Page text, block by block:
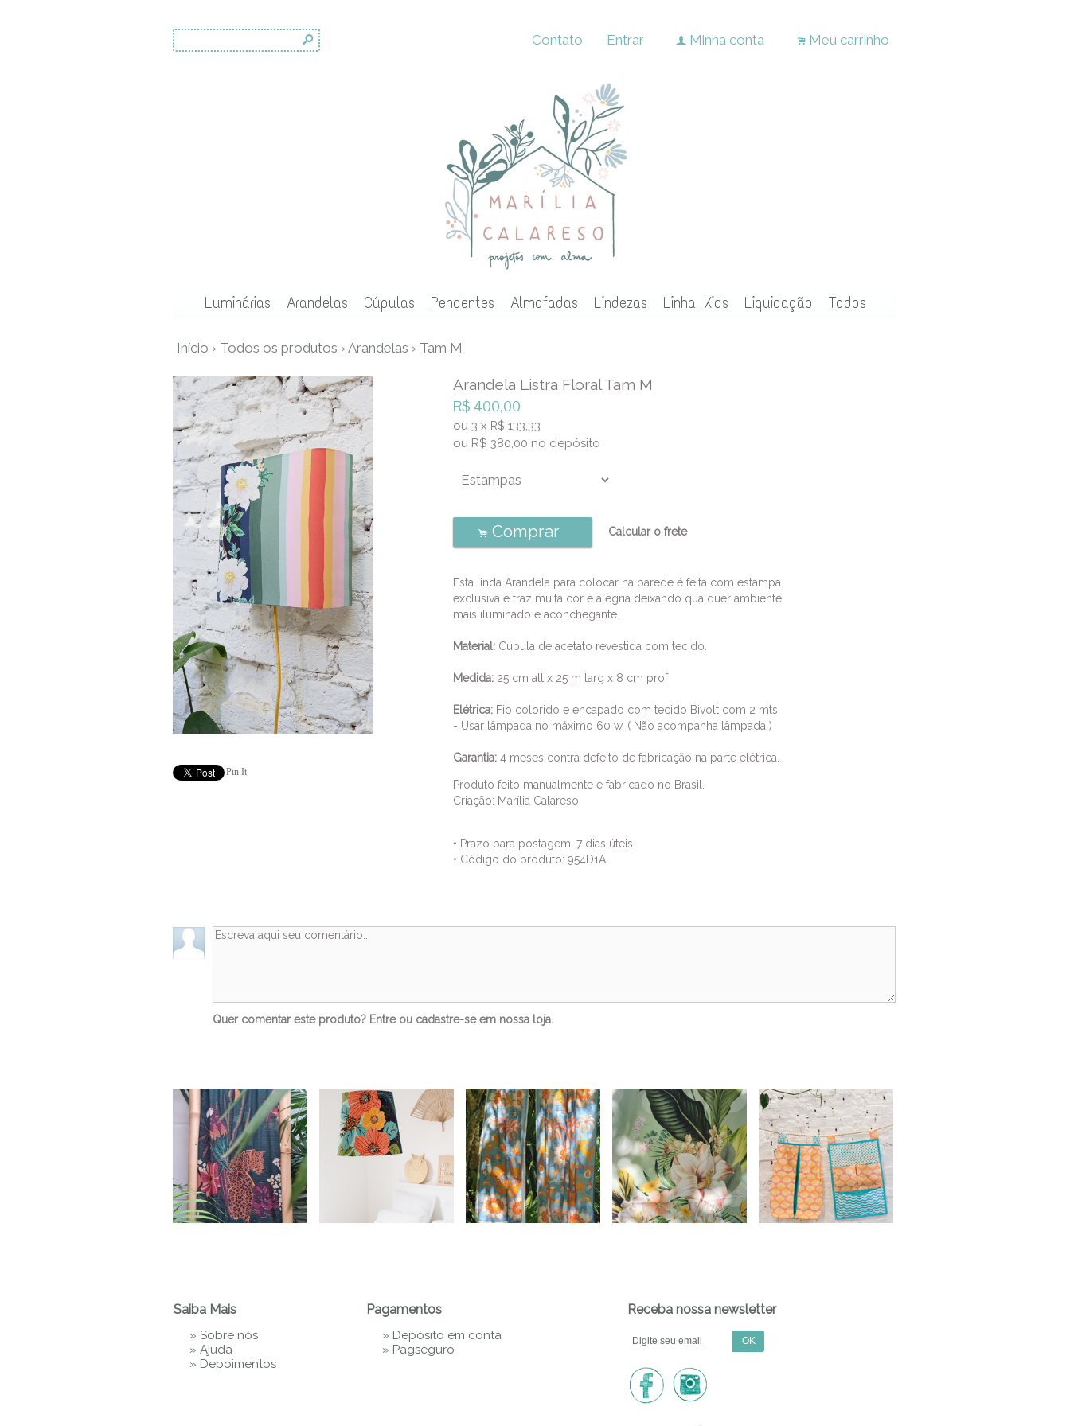
s Contato Entrar f Minha conta . Meu carrinho
Luminárias Arandelas Cúpulas Pendentes Almofadas Lindezas Linha Kids Liquidação Todos
Início › Todos os produtos › Arandelas › Tam M
Pin It
Arandela Listra Floral Tam M
R$ 400,00
ou 3 x R$ 133,33
ou R$ 380,00 no depósito
. Comprar Calcular o frete
Esta linda Arandela para colocar na parede é feita com estampa
exclusiva e traz muita cor e alegria deixando qualquer ambiente
mais iluminado e aconchegante.
Material: Cúpula de acetato revestida com tecido.
Medida: 25 cm alt x 25 m larg x 8 cm prof
Elétrica: Fio colorido e encapado com tecido Bivolt com 2 mts
- Usar lâmpada no máximo 60 w. ( Não acompanha lâmpada )
Garantia: 4 meses contra defeito de fabricação na parte elétrica.
Produto feito manualmente e fabricado no Brasil.
Criação: Marília Calareso
• Prazo para postagem: 7 dias úteis
• Código do produto: 954D1A
Quer comentar este produto? Entreou cadastre-seem nossa loja.
Saiba Mais
» Sobre nós
» Ajuda
» Depoimentos
Pagamentos
» Depósito em conta
» Pagseguro
Receba nossa newsletter